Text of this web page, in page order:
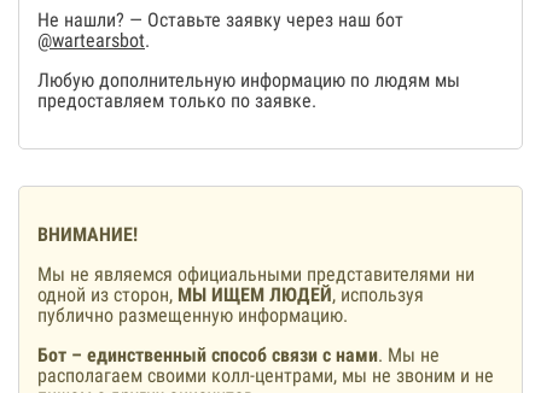
Не нашли? — Оставьте заявку через наш бот
@wartearsbot.
Любую дополнительную информацию по людям мы
предоставляем только по заявке.
ВНИМАНИЕ!
Мы не являемся официальными представителями ни
одной из сторон, МЫ ИЩЕМ ЛЮДЕЙ, используя
публично размещенную информацию.
Бот – единственный способ связи с нами. Мы не
располагаем своими колл-центрами, мы не звоним и не